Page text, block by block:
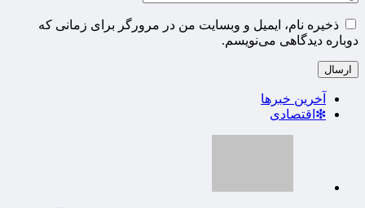
ذخیره نام، ایمیل و وبسایت من در مرورگر برای زمانی که
دوباره دیدگاهی می‌نویسم.
آخرین خبرها
❇اقتصادی